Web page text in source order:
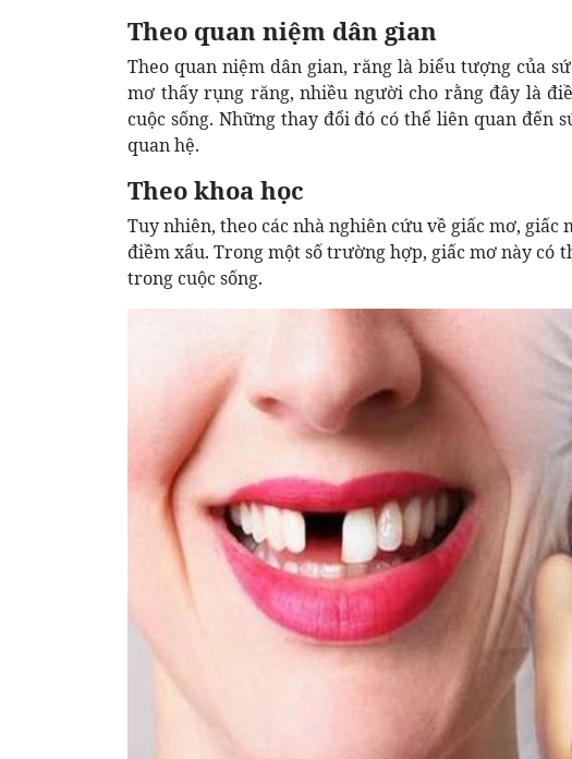
Theo quan niệm dân gian
Theo quan niệm dân gian, răng là biểu tượng của
mơ thấy rụng răng, nhiều người cho rằng đây là
cuộc sống. Những thay đổi đó có thể liên quan đến
quan hệ.
Theo khoa học
Tuy nhiên, theo các nhà nghiên cứu về giấc mơ,
điềm xấu. Trong một số trường hợp, giấc mơ này có
trong cuộc sống.